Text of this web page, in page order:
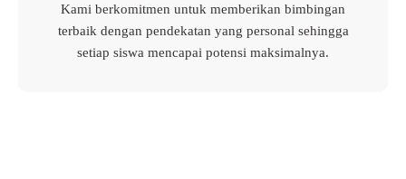
Kami berkomitmen untuk memberikan bimbingan
terbaik dengan pendekatan yang personal sehingga
setiap siswa mencapai potensi maksimalnya.